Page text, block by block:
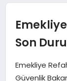
EĞITIM
EKONOMI
MAGAZIN
Son
Emekliye
Güvenlik